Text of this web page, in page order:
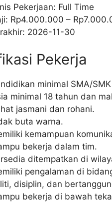
Pekerjaan: Full Time
Rp4.000.000 – Rp
2026-11-30
Pekerja
minimal SMA/
minimal 18 tahun dan
jasmani dan rohani.
buta warna.
kemampuan
bekerja dalam tim.
ditempatkan di
pengalaman di
disiplin, dan
bekerja di bawah